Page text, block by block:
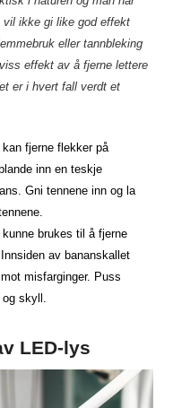
ikke gi like god effekt
eller tannbleking
effekt av å fjerne lettere
er i hvert fall verdt et
fjerne flekker på
inn en teskje
Gni tennene inn og la
brukes til å fjerne
av bananskallet
misfarginger. Puss
skyll.
LED-lys